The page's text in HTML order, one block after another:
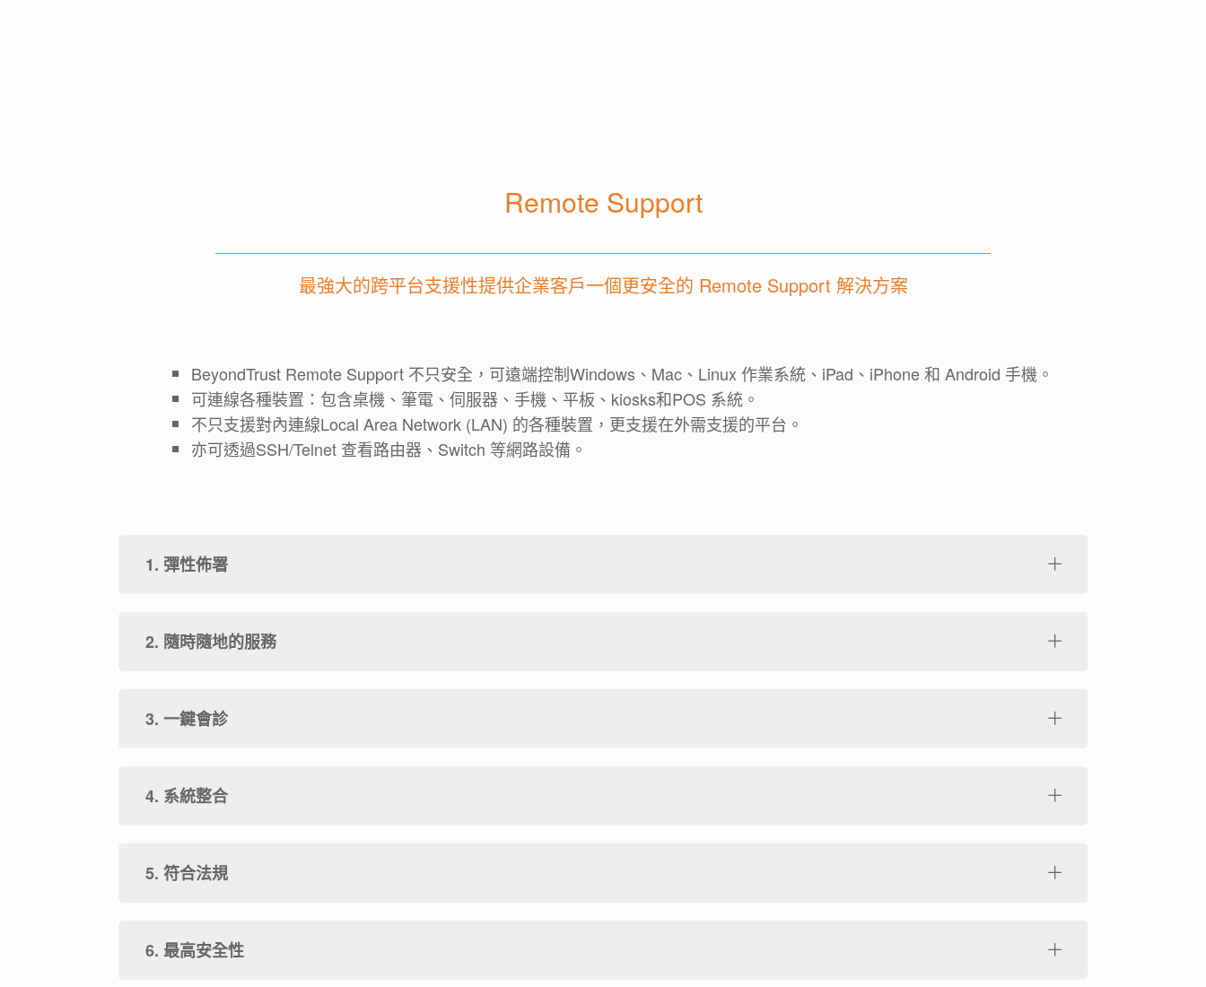
Remote Support
最強大的跨平台支援性提供企業客戶一個更安全的 Remote Support 解決方案
BeyondTrust Remote Support 不只安全，可遠端控制Windows、Mac、Linux 作業系統、iPad、iPhone 和 Android 手機。
可連線各種裝置：包含桌機、筆電、伺服器、手機、平板、kiosks和POS 系統。
不只支援對內連線Local Area Network (LAN) 的各種裝置，更支援在外需支援的平台。
亦可透過SSH/Telnet 查看路由器、Switch 等網路設備。
1. 彈性佈署
2. 隨時隨地的服務
3. 一鍵會診
4. 系統整合
5. 符合法規
6. 最高安全性